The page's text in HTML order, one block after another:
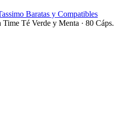
Baratas y Compatibles
Time Té Verde y Menta · 80 Cáps.